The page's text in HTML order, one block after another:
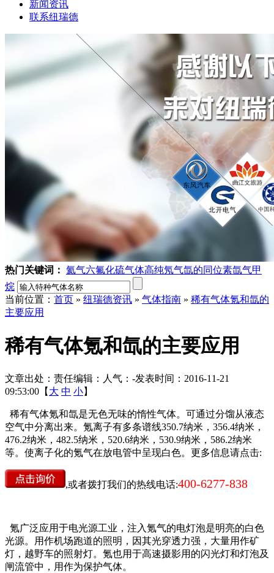
新闻资讯
联系纽瑞德
热门关键词： 氦气六氟化硫气体高纯氖气氙的同位素氙气甲
烷
当前位置： 首页 » 纽瑞德资讯 » 气体指南 » 稀有气体氪和氙的
主要应用
稀有气体氪和氙的主要应用
文章出处： 责任编辑： 人气： -发表时间：2016-11-21
09:53:00【 大 中 小】
稀有气体氪和氙是无色无味的惰性气体。可通过分馏从液态
空气中分离出来。氪离子有多条谱线350.7纳米，356.4纳米，
476.2纳米，482.5纳米，520.6纳米，530.9纳米，586.2纳米
等。使离子化的氪气在放电管中呈现白色。更多信息请点击:
,或者拨打我们的热线电话:400-6277-838
氪广泛应用于电光源工业，注入氪气的电灯泡是明亮的白色
光源。用作机场跑道的照明，因其光穿透力强，大量用作矿
灯，越野车的照射灯。氪也用于高速摄影用的闪光灯和灯泡及
闸流管中，用作为保护气体。